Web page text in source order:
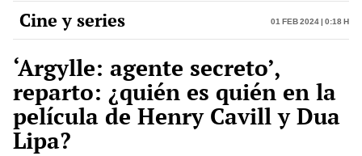
Cine y series 01 Feb 2024 | 0:18 h
‘Argylle: agente secreto’,
reparto: ¿quién es quién en la
película de Henry Cavill y Dua
Lipa?